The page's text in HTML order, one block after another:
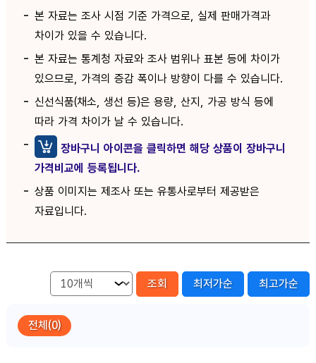
본 자료는 조사 시점 기준 가격으로, 실제 판매가격과
차이가 있을 수 있습니다.
본 자료는 통계청 자료와 조사 범위나 표본 등에 차이가
있으므로, 가격의 증감 폭이나 방향이 다를 수 있습니다.
신선식품(채소, 생선 등)은 용량, 산지, 가공 방식 등에
따라 가격 차이가 날 수 있습니다.
장바구니 아이콘을 클릭하면 해당 상품이 장바구니
가격비교에 등록됩니다.
상품 이미지는 제조사 또는 유통사로부터 제공받은
자료입니다.
조회 최저가순 최고가순
전체(0)